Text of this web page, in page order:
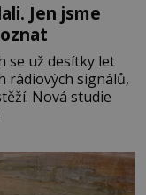
Jen jsme
se už desítky let
rádiových signálů,
Nová studie